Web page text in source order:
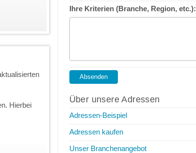
Hierbei
Ihre Kriterien (Branche, Region, etc.):
Über unsere Adressen
Adressen-Beispiel
Adressen kaufen
Unser Branchenangebot